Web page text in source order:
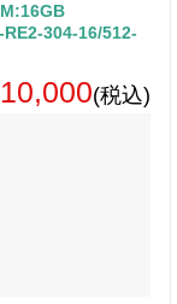
304-16/512-
(税込)